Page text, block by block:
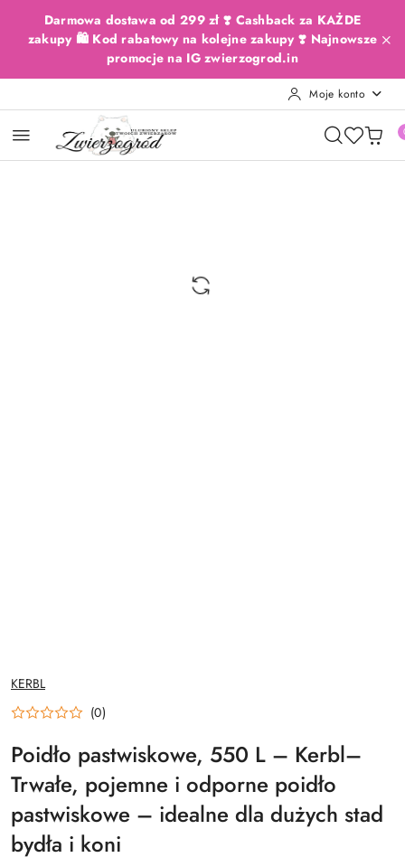
Przejdź do treści głównej
Przejdź do wyszukiwarki
Przejdź do moje konto
Przejdź do menu głównego
Przejdź do opisu produktu
Przejdź do stopki
Darmowa dostawa od 299 zł ❣️ Cashback za KAŻDE
zakupy 🛍️ Kod rabatowy na kolejne zakupy ❣️ Najnowsze
promocje na IG zwierzogrod.in
Moje konto
NAZWA
PRODUCENTA:
KERBL
(0)
Poidło pastwiskowe, 550 L – Kerbl–
Trwałe, pojemne i odporne poidło
pastwiskowe – idealne dla dużych stad
bydła i koni